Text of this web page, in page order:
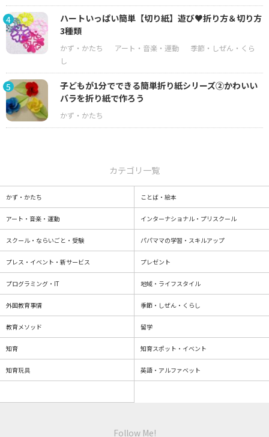
4
ハートいっぱい簡単【切り紙】遊び♥折り方＆切り方
3種類
5
子どもが1分でできる簡単折り紙シリーズ②かわいい
バラを折り紙で作ろう
カテゴリ一覧
かず・かたち ことば・絵本
アート・音楽・運動 インターナショナル・プリスクール
スクール・ならいごと・受験 パパママの学習・スキルアップ
プレス・イベント・新サービス プレゼント
プログラミング・IT 地域・ライフスタイル
外国教育事情 季節・しぜん・くらし
教育メソッド 留学
知育 知育スポット・イベント
知育玩具 英語・アルファベット
Follow Me!